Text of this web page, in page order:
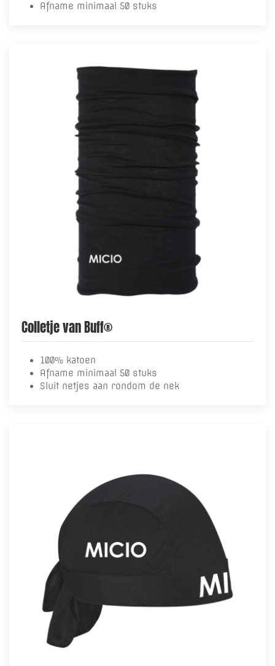
Afname minimaal 50 stuks
Colletje van Buff®
100% katoen
Afname minimaal 50 stuks
Sluit netjes aan rondom de nek